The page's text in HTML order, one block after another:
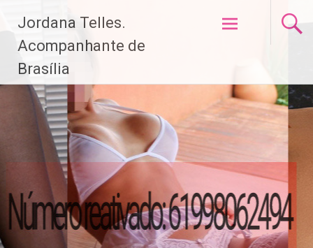
paraJordana Telles.
Acompanhante de
Brasília